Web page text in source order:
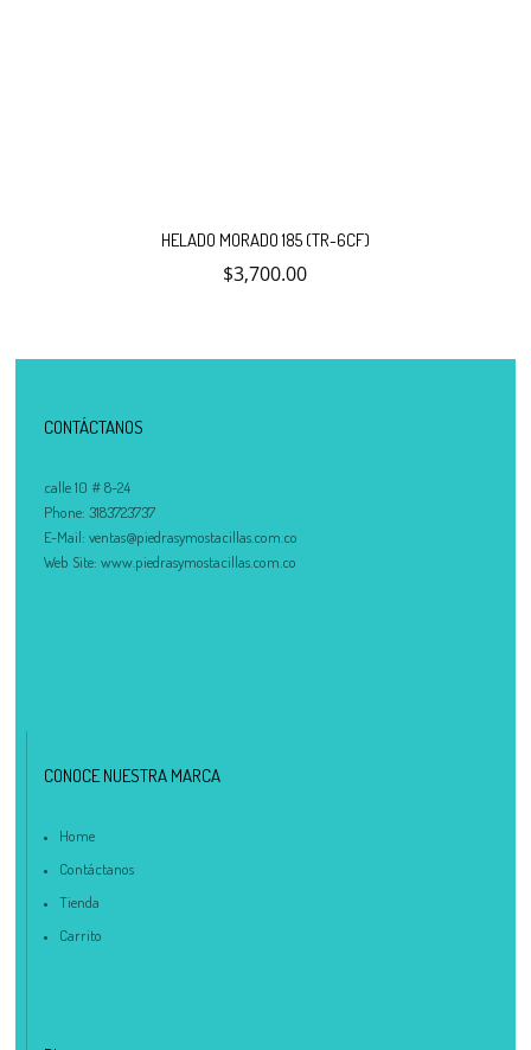
HELADO MORADO 185 (TR-6CF)
$3,700.00
CONTÁCTANOS
calle 10 # 8-24
Phone: 3183723737
E-Mail: ventas@piedrasymostacillas.com.co
Web Site: www.piedrasymostacillas.com.co
CONOCE NUESTRA MARCA
Home
Contáctanos
Tienda
Carrito